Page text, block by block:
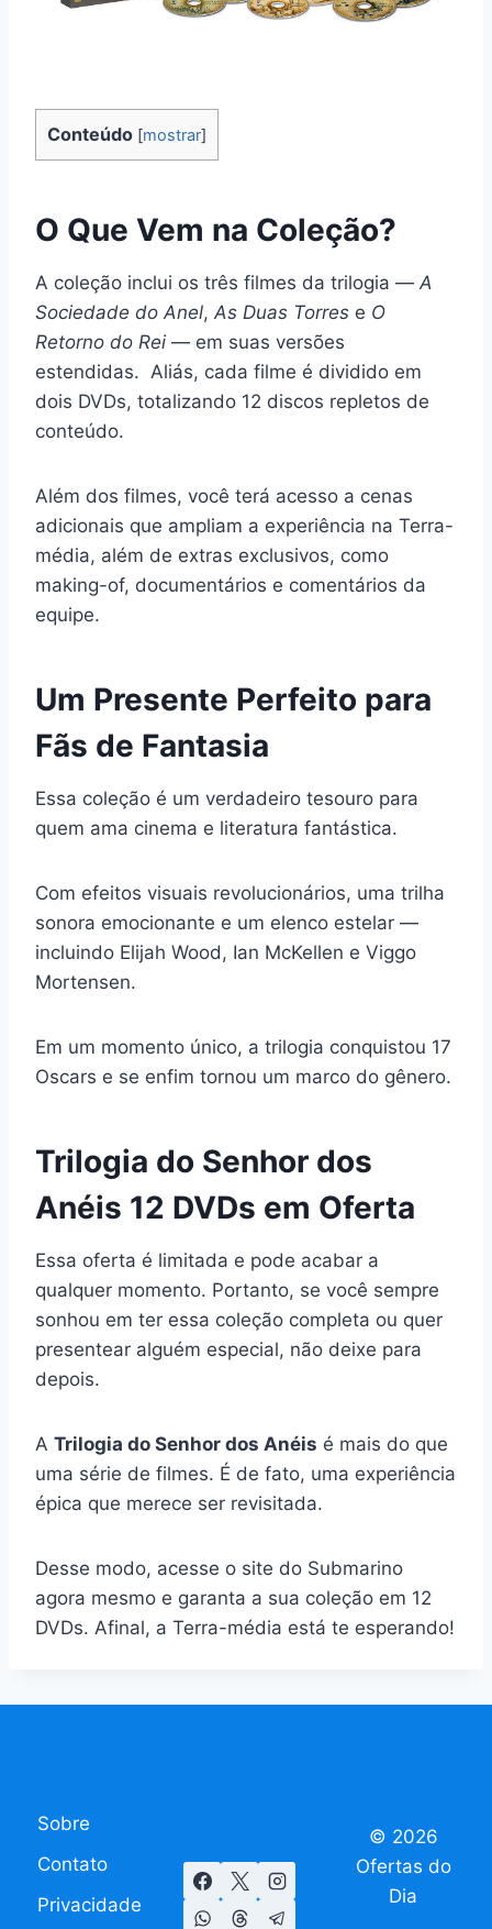
Conteúdo [mostrar]
O Que Vem na Coleção?
A coleção inclui os três filmes da trilogia — A
Sociedade do Anel, As Duas Torres e O
Retorno do Rei — em suas versões
estendidas. Aliás, cada filme é dividido em
dois DVDs, totalizando 12 discos repletos de
conteúdo.
Além dos filmes, você terá acesso a cenas
adicionais que ampliam a experiência na Terra-
média, além de extras exclusivos, como
making-of, documentários e comentários da
equipe.
Um Presente Perfeito para
Fãs de Fantasia
Essa coleção é um verdadeiro tesouro para
quem ama cinema e literatura fantástica.
Com efeitos visuais revolucionários, uma trilha
sonora emocionante e um elenco estelar —
incluindo Elijah Wood, Ian McKellen e Viggo
Mortensen.
Em um momento único, a trilogia conquistou 17
Oscars e se enfim tornou um marco do gênero.
Trilogia do Senhor dos
Anéis 12 DVDs em Oferta
Essa oferta é limitada e pode acabar a
qualquer momento. Portanto, se você sempre
sonhou em ter essa coleção completa ou quer
presentear alguém especial, não deixe para
depois.
A Trilogia do Senhor dos Anéis é mais do que
uma série de filmes. É de fato, uma experiência
épica que merece ser revisitada.
Desse modo, acesse o site do Submarino
agora mesmo e garanta a sua coleção em 12
DVDs. Afinal, a Terra-média está te esperando!
Sobre
Contato
Privacidade
© 2026
Ofertas do
Dia